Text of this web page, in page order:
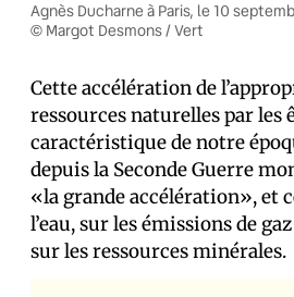
Agnès Ducharne à Paris, le 10
© Margot Desmons / Vert
Cette accélération de
ressources naturelles par les
caractéristique de notre
depuis la Seconde Guerre
«la grande accélération», et
l’eau, sur les émissions de
sur les ressources minérales.